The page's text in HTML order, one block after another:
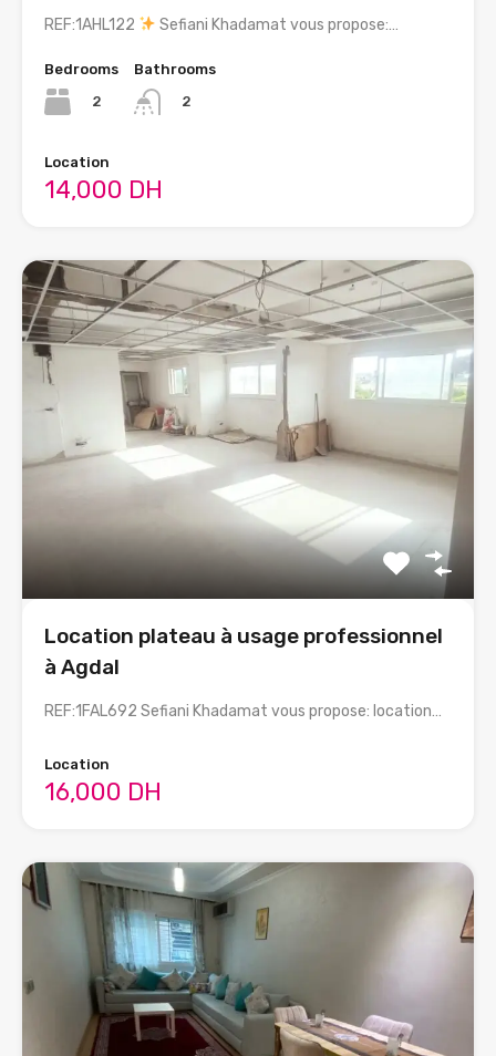
REF:1AHL122 Sefiani Khadamat vous propose:…
Bedrooms
2
Bathrooms
2
Location
14,000 DH
Location plateau à usage professionnel
à Agdal
REF:1FAL692 Sefiani Khadamat vous propose: location…
Location
16,000 DH